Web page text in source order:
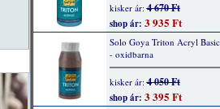
kisker ár:4 670 Ft
shop ár: 3 935 Ft
Solo Goya Triton Acryl
- oxidbarna
kisker ár:4 050 Ft
shop ár: 3 395 Ft